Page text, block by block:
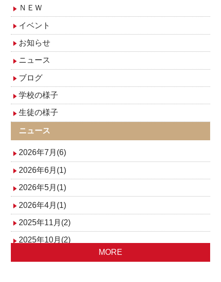
ナ
ビ
ゲ
ー
シ
ョ
ン
ＮＥＷ
イベント
お知らせ
ニュース
ブログ
学校の様子
生徒の様子
ニュース
2026年7月(6)
2026年6月(1)
2026年5月(1)
2026年4月(1)
2025年11月(2)
2025年10月(2)
MORE